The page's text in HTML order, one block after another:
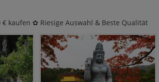
kaufen ✿ Riesige Auswahl & Beste Qualität